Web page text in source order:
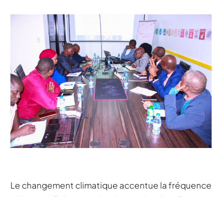
Le changement climatique accentue la fréquence